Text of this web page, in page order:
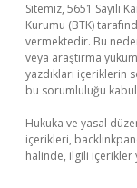
Sitemiz, 5651 Sayılı
Kurumu (BTK)
vermektedir. Bu
veya araştırma
yazdıkları içeriklerin
bu sorumluluğu kabul
Hukuka ve yasal
içerikleri,
halinde, ilgili içerikler